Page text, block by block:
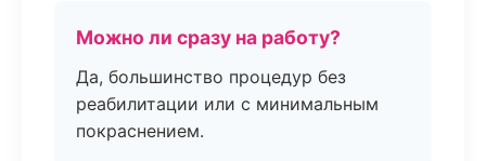
Можно ли сразу на работу?
Да, большинство процедур без
реабилитации или с минимальным
покраснением.